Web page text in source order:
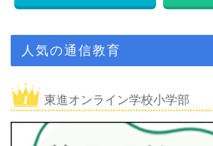
人気の通信教育
東進オンライン学校小学部